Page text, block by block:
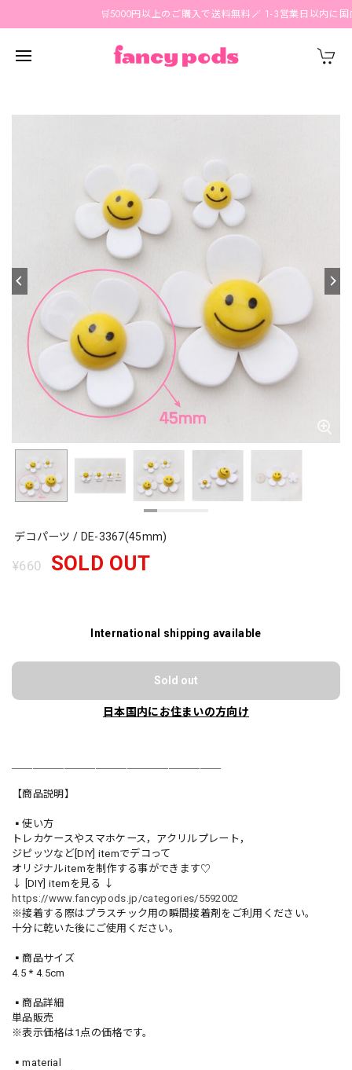
🛒5000円以上のご購入で送料無料🪄 1-3営業日以内に国内
デコパーツ / DE-3367(45mm)
¥660 SOLD OUT
International shipping available
Sold out
日本国内にお住まいの方向け
【商品説明】
▪️使い方
トレカケースやスマホケース，アクリルプレート，
ジピッツなど[DIY] itemでデコって
オリジナルitemを制作する事ができます♡
↓ [DIY] itemを見る ↓
https://www.fancypods.jp/categories/5592002
※接着する際はプラスチック用の瞬間接着剤をご利用ください。
十分に乾いた後にご使用ください。
▪️商品サイズ
4.5 * 4.5cm
▪️商品詳細
単品販売
※表示価格は1点の価格です。
▪️material